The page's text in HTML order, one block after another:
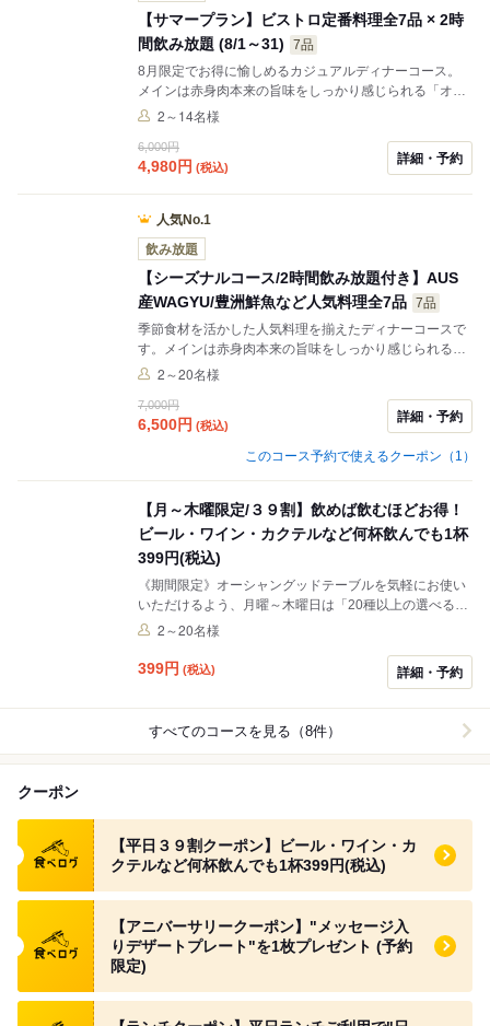
【サマープラン】ビストロ定番料理全7品 × 2時
間飲み放題 (8/1～31)
7品
8月限定でお得に愉しめるカジュアルディナーコース。
メインは赤身肉本来の旨味をしっかり感じられる「オー
ストラリア産 WAGYU」。豊洲鮮魚やピラフなど充実の
20種の飲み放題とどうぞ。
2～14名様
6,000円
4,980円 (税込)
詳細・予約
人気No.1
飲み放題
【シーズナルコース/2時間飲み放題付き】AUS
産WAGYU/豊洲鮮魚など人気料理全7品 7品
季節食材を活かした人気料理を揃えたディナーコースで
す。メインは赤身肉本来の旨味をしっかり感じられる
「オーストラリア産 WAGYU」。生ビール・グラスワイ
2～20名様
7,000円
6,500円 (税込)
詳細・予約
このコース予約で使えるクーポン（1）
【月～木曜限定/３９割】飲めば飲むほどお得！
ビール・ワイン・カクテルなど何杯飲んでも1杯
399円(税込)
《期間限定》オーシャングッドテーブルを気軽にお使い
いただけるよう、月曜～木曜日は「20種以上の選べるド
リンクメニュー」を何杯でも1杯399円(税込)でご提供し
※予約のみ/料理は別料金 (お一人様お料理1品のご注文を
2～20名様
399円 (税込) 詳細・予約
すべてのコースを見る（8件）
クーポン
食べログ クーポン
【平日３９割クーポン】ビール・ワイン・カ
クテルなど何杯飲んでも1杯399円(税込)
食べログ クーポン
【アニバーサリークーポン】"メッセージ入
りデザートプレート"を1枚プレゼント (予約
限定)
食べログ クーポン